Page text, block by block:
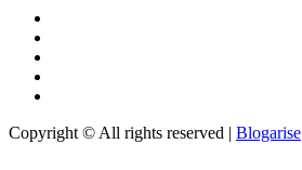
Copyright © All rights reserved | Blogarise